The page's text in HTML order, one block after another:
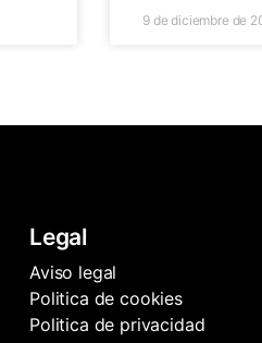
9 de diciembre de
Legal
Aviso legal
Politica de cookies
Politica de privacidad